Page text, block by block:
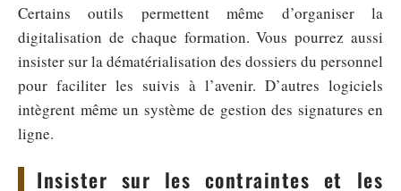
Certains outils permettent même d’organiser la
digitalisation de chaque formation. Vous pourrez aussi
insister sur la dématérialisation des dossiers du personnel
pour faciliter les suivis à l’avenir. D’autres logiciels
intègrent même un système de gestion des signatures en
ligne.
Insister sur les contraintes et les